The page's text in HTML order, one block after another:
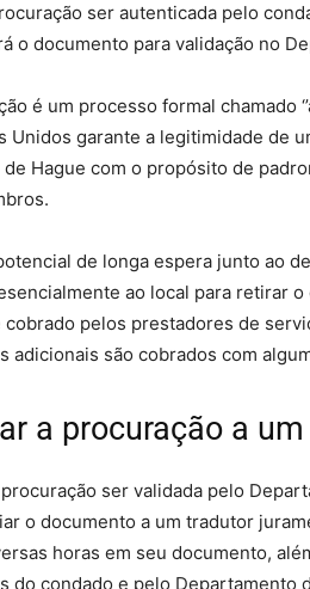
ser autenticada pelo
o documento para validação no
é um processo formal chamado
Unidos garante a legitimidade de
de Hague com o propósito de
de longa espera junto ao
ao local para retirar
pelos prestadores de
adicionais são cobrados com
a procuração a
ser validada pelo
o documento a um tradutor
horas em seu documento,
do condado e pelo Departamento